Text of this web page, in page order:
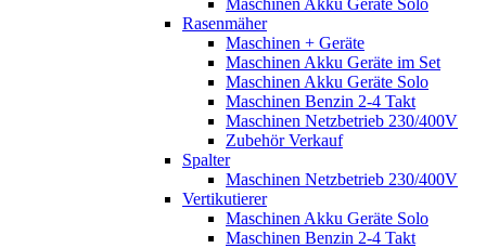
Maschinen Akku Geräte Solo
Rasenmäher
Maschinen + Geräte
Maschinen Akku Geräte im Set
Maschinen Akku Geräte Solo
Maschinen Benzin 2-4 Takt
Maschinen Netzbetrieb 230/400V
Zubehör Verkauf
Spalter
Maschinen Netzbetrieb 230/400V
Vertikutierer
Maschinen Akku Geräte Solo
Maschinen Benzin 2-4 Takt